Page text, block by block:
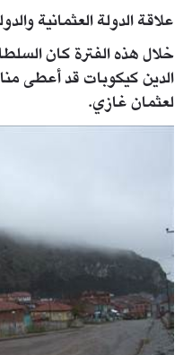
علاقة الدولة العثمانية
خلال هذه الفترة كان
الدين كيكوبات قد أعطى
لعثمان غازي.